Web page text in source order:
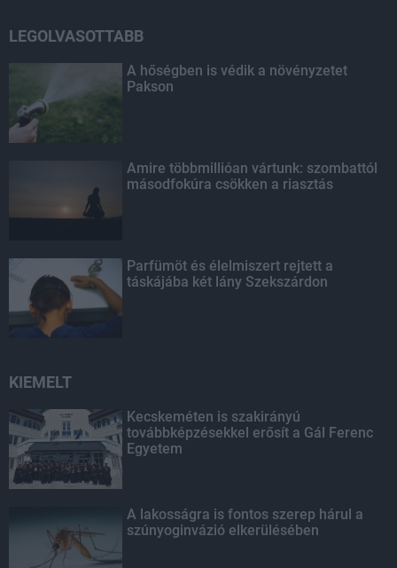
LEGOLVASOTTABB
A hőségben is védik a növényzetet
Pakson
Amire többmillióan vártunk: szombattól
másodfokúra csökken a riasztás
Parfümöt és élelmiszert rejtett a
táskájába két lány Szekszárdon
KIEMELT
Kecskeméten is szakirányú
továbbképzésekkel erősít a Gál Ferenc
Egyetem
A lakosságra is fontos szerep hárul a
szúnyoginvázió elkerülésében